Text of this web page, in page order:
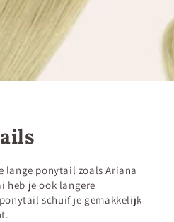
lange ponytail zoals Ariana
heb je ook langere
schuif je gemakkelijk